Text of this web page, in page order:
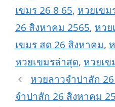
เขมร 26 8 65, หวยเขม
26 สิงหาคม 2565, หวย
เขมร สด 26 สิงหาคม,
หวยเขมรล่าสุด, หวยเ
หวยลาวจำปาสัก
จำปาสัก 26 สิงหาคม